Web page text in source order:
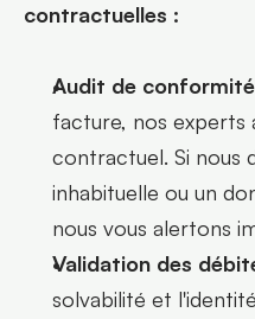
contractuelles :
Audit de
facture, nos experts
contractuel. Si nous
inhabituelle ou un
nous vous alertons
Validation des
solvabilité et